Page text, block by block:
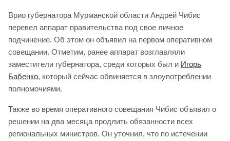
Врио губернатора Мурманской области Андрей Чибис
перевел аппарат правительства под свое личное
подчинение. Об этом он объявил на первом оперативном
совещании. Отметим, ранее аппарат возглавляли
заместители губернатора, среди которых был и Игорь
Бабенко, который сейчас обвиняется в злоупотреблении
полномочиями.
Также во время оперативного совещания Чибис объявил о
решении на два месяца продлить обязанности всех
региональных министров. Он уточнил, что по истечении